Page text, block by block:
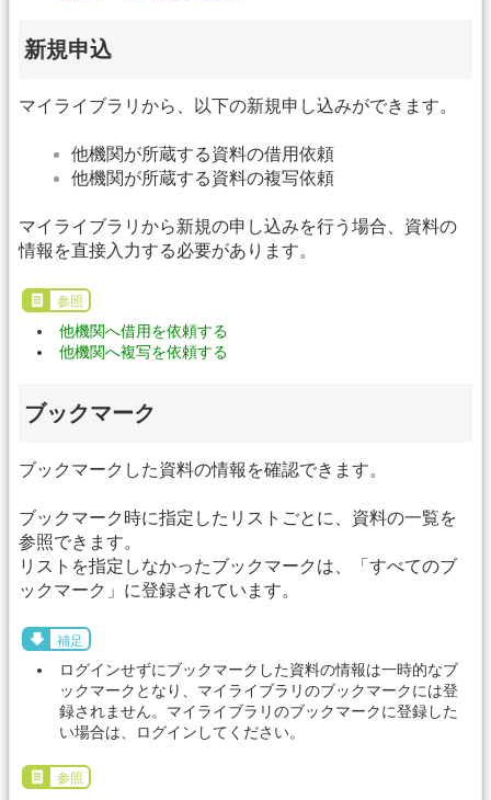
新規申込
マイライブラリから、以下の新規申し込みができます。
他機関が所蔵する資料の借用依頼
他機関が所蔵する資料の複写依頼
マイライブラリから新規の申し込みを行う場合、資料の
情報を直接入力する必要があります。
参照
他機関へ借用を依頼する
他機関へ複写を依頼する
ブックマーク
ブックマークした資料の情報を確認できます。
ブックマーク時に指定したリストごとに、資料の一覧を
参照できます。
リストを指定しなかったブックマークは、「すべてのブ
ックマーク」に登録されています。
補足
ログインせずにブックマークした資料の情報は一時的なブ
ックマークとなり、マイライブラリのブックマークには登
録されません。マイライブラリのブックマークに登録した
い場合は、ログインしてください。
参照